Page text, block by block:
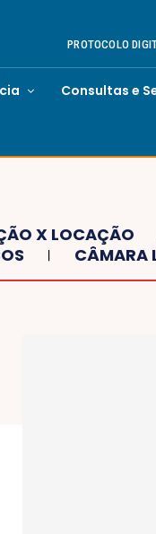
PROTOCOLO
Consultas e
X LOCAÇÃO
CÂMARA